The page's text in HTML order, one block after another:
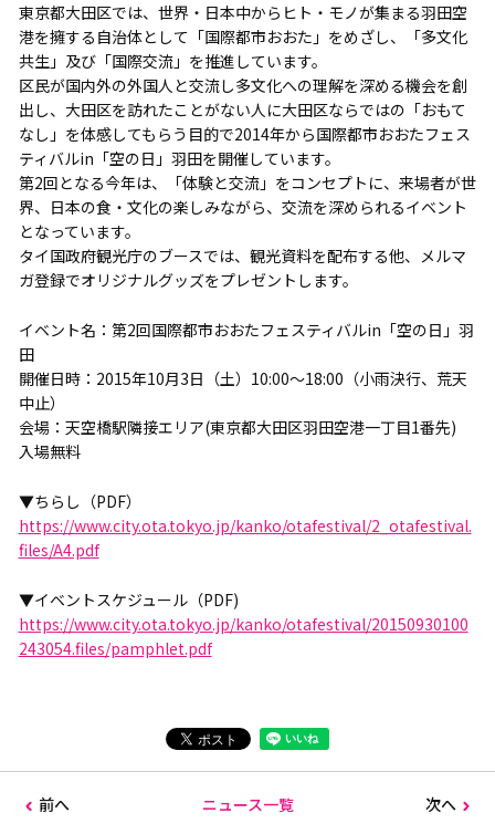
東京都大田区では、世界・日本中からヒト・モノが集まる羽田空
港を擁する自治体として「国際都市おおた」をめざし、「多文化
共生」及び「国際交流」を推進しています。
区民が国内外の外国人と交流し多文化への理解を深める機会を創
出し、大田区を訪れたことがない人に大田区ならではの「おもて
なし」を体感してもらう目的で2014年から国際都市おおたフェス
ティバルin「空の日」羽田を開催しています。
第2回となる今年は、「体験と交流」をコンセプトに、来場者が世
界、日本の食・文化の楽しみながら、交流を深められるイベント
となっています。
タイ国政府観光庁のブースでは、観光資料を配布する他、メルマ
ガ登録でオリジナルグッズをプレゼントします。
イベント名：第2回国際都市おおたフェスティバルin「空の日」羽
田
開催日時：2015年10月3日（土）10:00～18:00（小雨決行、荒天
中止）
会場：天空橋駅隣接エリア(東京都大田区羽田空港一丁目1番先)
入場無料
▼ちらし（PDF）
https://www.city.ota.tokyo.jp/kanko/otafestival/2_otafestival.
files/A4.pdf
▼イベントスケジュール（PDF)
https://www.city.ota.tokyo.jp/kanko/otafestival/20150930100
243054.files/pamphlet.pdf
前へ ニュース一覧 次へ